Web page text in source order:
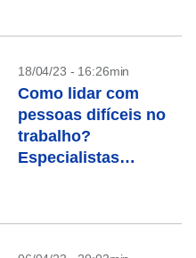
18/04/23 - 16:26min
Como lidar com
pessoas difíceis no
trabalho?
Especialistas